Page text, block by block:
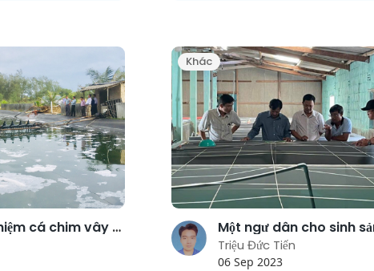
Nuôi thử nghiệm cá chim vây vàng
Khác
Triệu Đức Tiến
06 Sep 2023